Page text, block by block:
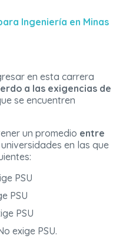
Ingeniería en Minas
en esta carrera
a las exigencias de
se encuentren
un promedio entre
en las que
PSU
PSU
PSU
exige PSU.